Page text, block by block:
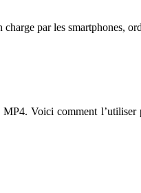
par les smartphones,
MP4. Voici comment